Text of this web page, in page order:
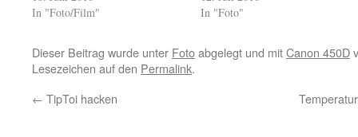
In "Foto/Film"
In "Foto"
Dieser Beitrag wurde unter Fotoabgelegt und mitCanon 450D
Lesezeichen auf den Permalink.
← TipToi hacken